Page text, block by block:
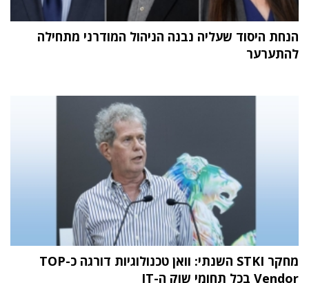
הנחת היסוד שעליה נבנה הניהול המודרני מתחילה
להתערער
מחקר STKI השנתי: וואן טכנולוגיות דורגה כ-TOP
Vendor בכל תחומי שוק ה-IT